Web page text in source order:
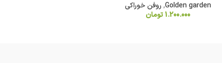
Golden garden
, روفن خوراکی
1.200.000 تومان